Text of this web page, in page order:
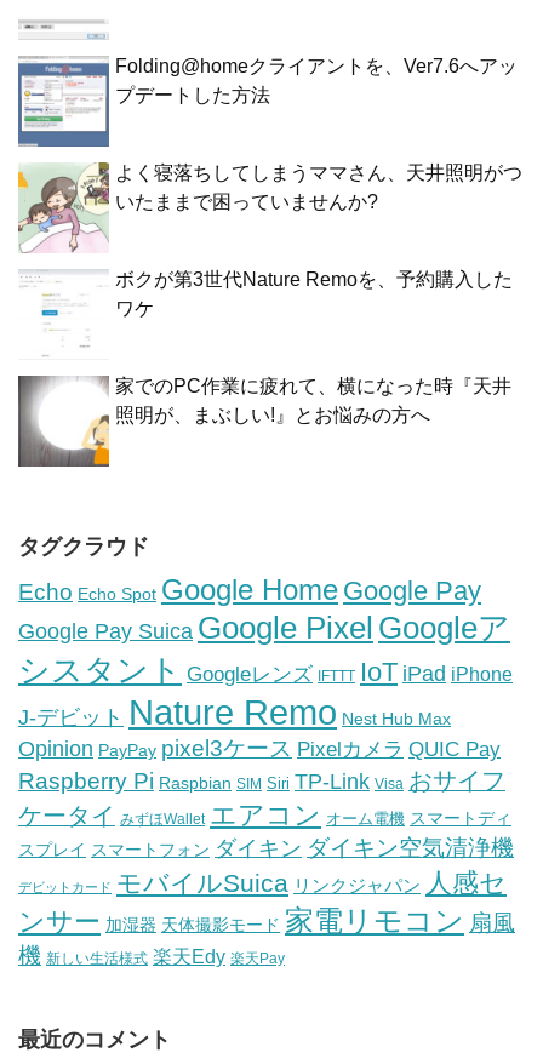
Folding@homeクライアントを、Ver7.6へアッ
プデートした方法
よく寝落ちしてしまうママさん、天井照明がつ
いたままで困っていませんか?
ボクが第3世代Nature Remoを、予約購入した
ワケ
家でのPC作業に疲れて、横になった時『天井
照明が、まぶしい!』とお悩みの方へ
タグクラウド
Echo Echo Spot Google Home Google Pay
Google Pay Suica Google Pixel Googleア
シスタント Googleレンズ IFTTT IoT iPad iPhone
J-デビット Nature Remo Nest Hub Max
Opinion PayPay pixel3ケース Pixelカメラ QUIC Pay
Raspberry Pi Raspbian SIM Siri TP-Link Visa おサイフ
ケータイ みずほWallet エアコン オーム電機 スマートディ
スプレイ スマートフォン ダイキン ダイキン空気清浄機
デビットカード モバイルSuica リンクジャパン 人感セ
ンサー 加湿器 天体撮影モード 家電リモコン 扇風
機 新しい生活様式 楽天Edy 楽天Pay
最近のコメント